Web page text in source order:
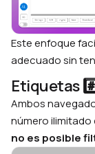
Este enfoque
adecuado sin
Etiquetas
Ambos
número ilimitado
no es posible